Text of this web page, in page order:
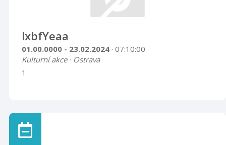
lxbfYeaa
01.00.0000 - 23.02.2024 · 07:10:00
Kulturní akce · Ostrava
1